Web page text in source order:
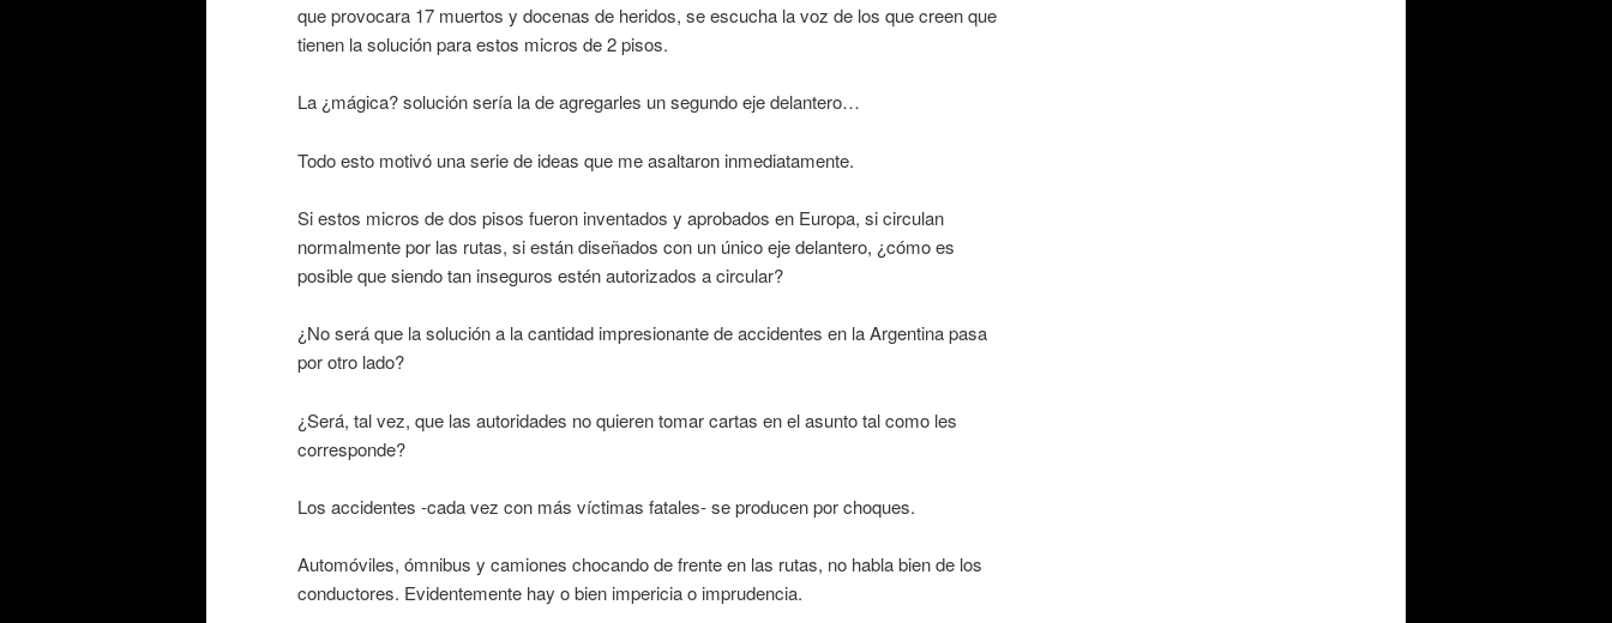
que provocara 17 muertos y docenas de heridos, se escucha la voz de los que creen que
tienen la solución para estos micros de 2 pisos.
La ¿mágica? solución sería la de agregarles un segundo eje delantero…
Todo esto motivó una serie de ideas que me asaltaron inmediatamente.
Si estos micros de dos pisos fueron inventados y aprobados en Europa, si circulan
normalmente por las rutas, si están diseñados con un único eje delantero, ¿cómo es
posible que siendo tan inseguros estén autorizados a circular?
¿No será que la solución a la cantidad impresionante de accidentes en la Argentina pasa
por otro lado?
¿Será, tal vez, que las autoridades no quieren tomar cartas en el asunto tal como les
corresponde?
Los accidentes -cada vez con más víctimas fatales- se producen por choques.
Automóviles, ómnibus y camiones chocando de frente en las rutas, no habla bien de los
conductores. Evidentemente hay o bien impericia o imprudencia.